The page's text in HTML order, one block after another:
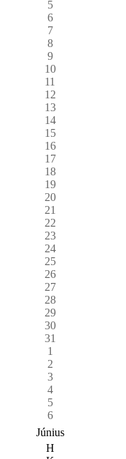
5
6
7
8
9
10
11
12
13
14
15
16
17
18
19
20
21
22
23
24
25
26
27
28
29
30
31
1
2
3
4
5
6
Június
H